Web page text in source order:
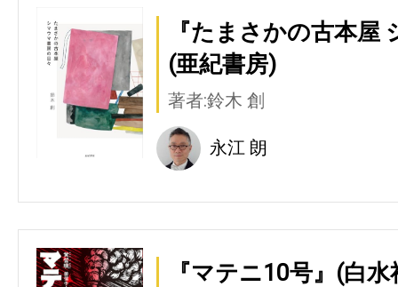
『たまさかの古本屋
(亜紀書房)
著者:鈴木 創
永江 朗
『マテニ10号』(白水